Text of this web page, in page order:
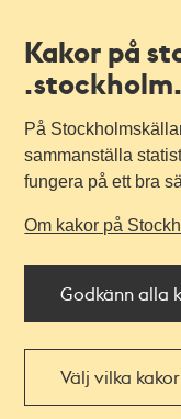
Kakor på
På
sammanställa
fungera på ett bra
Om kakor på
Godkänn alla
Välj vilka